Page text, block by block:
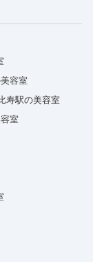
容室
寿駅の美容室
室